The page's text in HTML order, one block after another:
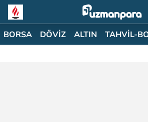
BORSA DÖVİZ ALTIN TAHVİL-